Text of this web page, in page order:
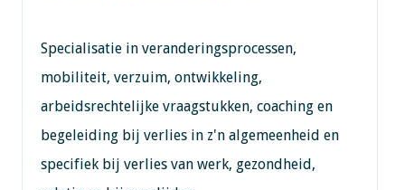
Specialisatie in veranderingsprocessen,
mobiliteit, verzuim, ontwikkeling,
arbeidsrechtelijke vraagstukken, coaching en
begeleiding bij verlies in z'n algemeenheid en
specifiek bij verlies van werk, gezondheid,